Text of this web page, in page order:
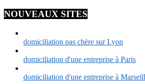
NOUVEAUX SITES
domiciliation pas chère sur Lyon
domiciliation d'une entreprise à Paris
domiciliation d'une entreprise à